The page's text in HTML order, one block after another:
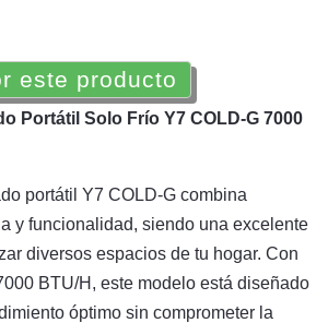
este producto
Portátil Solo Frío Y7 COLD-G 7000
portátil Y7 COLD-G combina
y funcionalidad, siendo una excelente
diversos espacios de tu hogar. Con
BTU/H, este modelo está diseñado
óptimo sin comprometer la